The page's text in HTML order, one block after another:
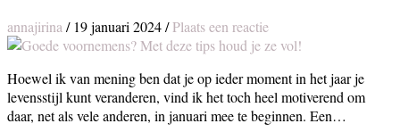
annajirina / 19 januari 2024/Plaats een reactie
Hoewel ik van mening ben dat je op ieder moment in het jaar je
levensstijl kunt veranderen, vind ik het toch heel motiverend om
daar, net als vele anderen, in januari mee te beginnen. Een…